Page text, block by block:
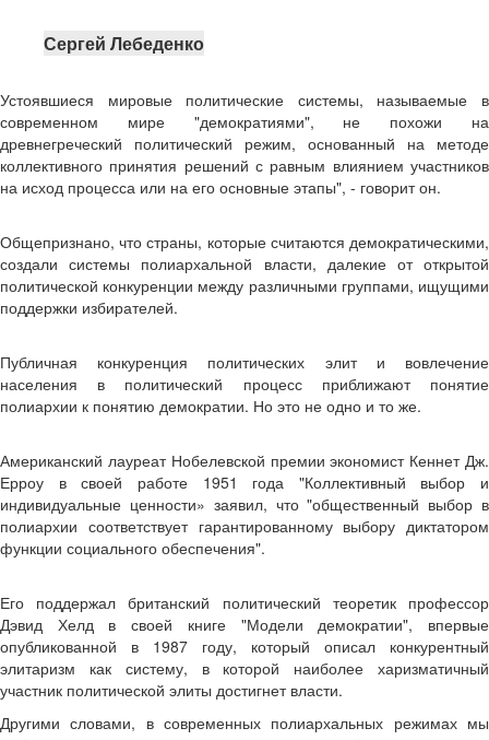
Сергей Лебеденко
Устоявшиеся мировые политические системы, называемые в
современном мире "демократиями", не похожи на
древнегреческий политический режим, основанный на методе
коллективного принятия решений с равным влиянием участников
на исход процесса или на его основные этапы", - говорит он.
Общепризнано, что страны, которые считаются демократическими,
создали системы полиархальной власти, далекие от открытой
политической конкуренции между различными группами, ищущими
поддержки избирателей.
Публичная конкуренция политических элит и вовлечение
населения в политический процесс приближают понятие
полиархии к понятию демократии. Но это не одно и то же.
Американский лауреат Нобелевской премии экономист Кеннет Дж.
Ерроу в своей работе 1951 года "Коллективный выбор и
индивидуальные ценности» заявил, что "общественный выбор в
полиархии соответствует гарантированному выбору диктатором
функции социального обеспечения".
Его поддержал британский политический теоретик профессор
Дэвид Хелд в своей книге "Модели демократии", впервые
опубликованной в 1987 году, который описал конкурентный
элитаризм как систему, в которой наиболее харизматичный
участник политической элиты достигнет власти.
Другими словами, в современных полиархальных режимах мы